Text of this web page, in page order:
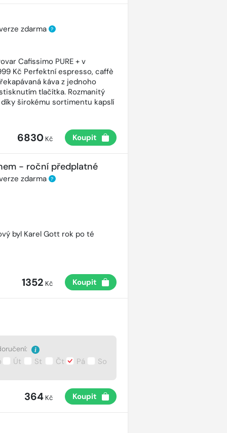
zdarma ?
Cafissimo PURE + v
Kč Perfektní espresso, caffè
káva z jednoho
tlačítka. Rozmanitý
širokému sortimentu kapslí
6830Kč Koupit
- roční předplatné
zdarma ?
byl Karel Gott rok po té
1352 Kč Koupit
Út St Čt Pá So
364Kč Koupit